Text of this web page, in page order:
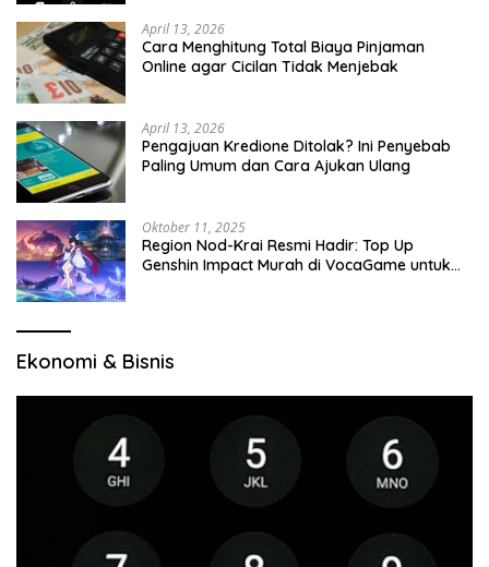
April 13, 2026
Cara Menghitung Total Biaya Pinjaman
Online agar Cicilan Tidak Menjebak
April 13, 2026
Pengajuan Kredione Ditolak? Ini Penyebab
Paling Umum dan Cara Ajukan Ulang
Oktober 11, 2025
Region Nod-Krai Resmi Hadir: Top Up
Genshin Impact Murah di VocaGame untuk
Ekonomi & Bisnis